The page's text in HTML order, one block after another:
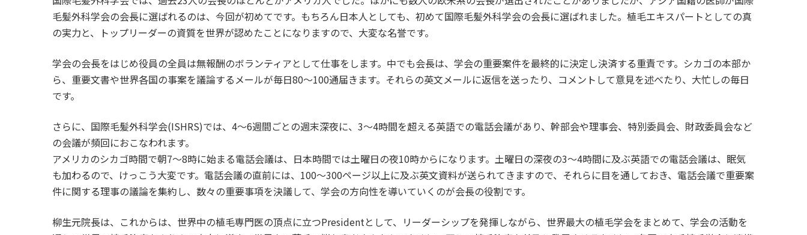
毛髪外科学会の会長に選ばれるのは、今回が初めてです。もちろん日本人としても、初めて国際毛髪外科学会の会長に選ばれました。植毛エキスパートとしての真
の実力と、トップリーダーの資質を世界が認めたことになりますので、大変な名誉です。
学会の会長をはじめ役員の全員は無報酬のボランティアとして仕事をします。中でも会長は、学会の重要案件を最終的に決定し決済する重責です。シカゴの本部か
ら、重要文書や世界各国の事案を議論するメールが毎日80～100通届きます。それらの英文メールに返信を送ったり、コメントして意見を述べたり、大忙しの毎日
です。
さらに、国際毛髪外科学会(ISHRS)では、4～6週間ごとの週末深夜に、3～4時間を超える英語での電話会議があり、幹部会や理事会、特別委員会、財政委員会など
の会議が頻回におこなわれます。
アメリカのシカゴ時間で朝7～8時に始まる電話会議は、日本時間では土曜日の夜10時からになります。土曜日の深夜の3～4時間に及ぶ英語での電話会議は、眠気
も加わるので、けっこう大変です。電話会議の直前には、100～300ページ以上に及ぶ英文資料が送られてきますので、それらに目を通しておき、電話会議で重要案
件に関する理事の議論を集約し、数々の重要事項を決議して、学会の方向性を導いていくのが会長の役割です。
柳生元院長は、これからは、世界中の植毛専門医の頂点に立つPresidentとして、リーダーシップを発揮しながら、世界最大の植毛学会をまとめて、学会の活動を